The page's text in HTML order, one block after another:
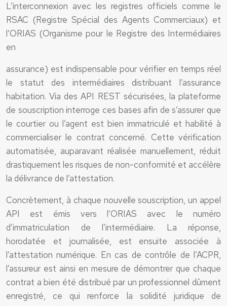
L’interconnexion avec les registres officiels comme le
RSAC (Registre Spécial des Agents Commerciaux) et
l’ORIAS (Organisme pour le Registre des Intermédiaires
en
assurance) est indispensable pour vérifier en temps réel
le statut des intermédiaires distribuant l’assurance
habitation. Via des API REST sécurisées, la plateforme
de souscription interroge ces bases afin de s’assurer que
le courtier ou l’agent est bien immatriculé et habilité à
commercialiser le contrat concerné. Cette vérification
automatisée, auparavant réalisée manuellement, réduit
drastiquement les risques de non-conformité et accélère
la délivrance de l’attestation.
Concrètement, à chaque nouvelle souscription, un appel
API est émis vers l’ORIAS avec le numéro
d’immatriculation de l’intermédiaire. La réponse,
horodatée et journalisée, est ensuite associée à
l’attestation numérique. En cas de contrôle de l’ACPR,
l’assureur est ainsi en mesure de démontrer que chaque
contrat a bien été distribué par un professionnel dûment
enregistré, ce qui renforce la solidité juridique de